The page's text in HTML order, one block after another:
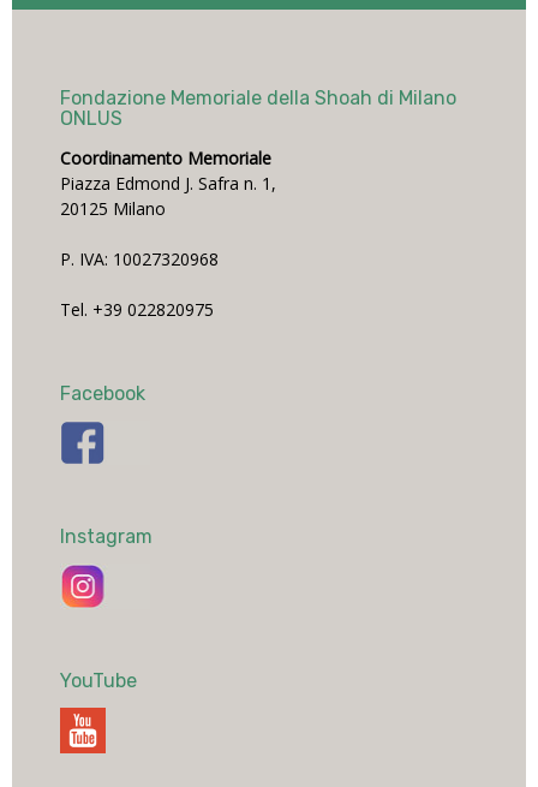
Fondazione Memoriale della Shoah di Milano
ONLUS
Coordinamento Memoriale
Piazza Edmond J. Safra n. 1,
20125 Milano
P. IVA: 10027320968
Tel. +39 022820975
Facebook
Instagram
YouTube